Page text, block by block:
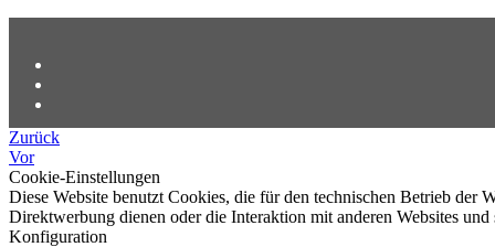
Zurück
Vor
Cookie-Einstellungen
Diese Website benutzt Cookies, die für den technischen Betrieb der
Direktwerbung dienen oder die Interaktion mit anderen Websites
Konfiguration